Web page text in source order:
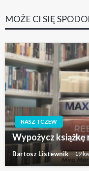
MOŻE CI SIĘ
NASZ TCZEW
Wypożycz
Bartosz Listewnik 19